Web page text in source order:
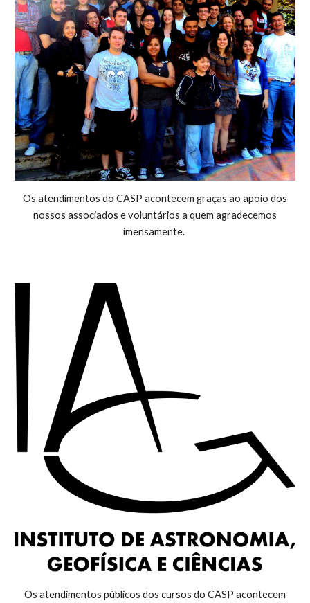
Os atendimentos do CASP acontecem graças ao apoio dos
nossos associados e voluntários a quem agradecemos
imensamente.
Os atendimentos públicos dos cursos do CASP acontecem